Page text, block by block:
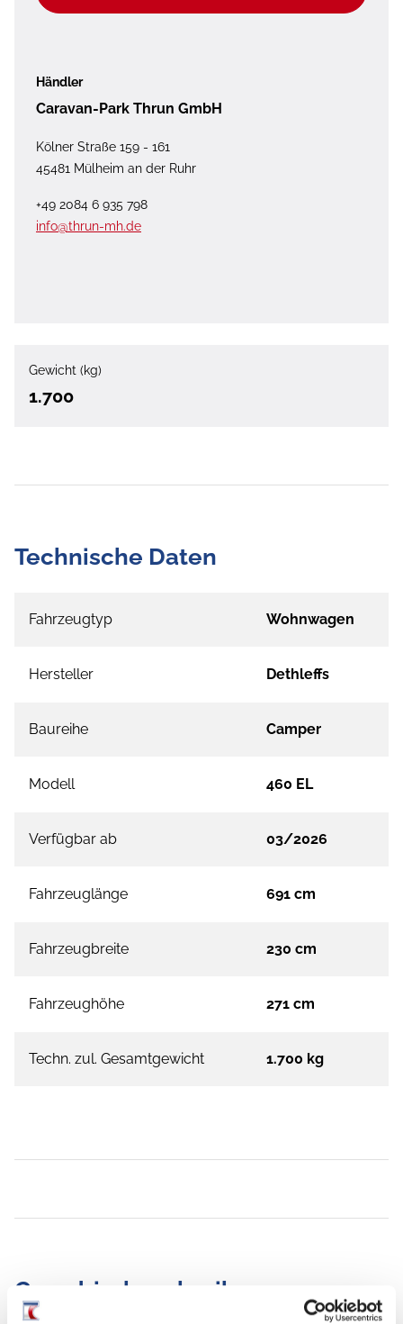
Händler
Caravan-Park Thrun GmbH
Kölner Straße 159 - 161
45481 Mülheim an der Ruhr
+49 2084 6 935 798
info@thrun-mh.de
Gewicht (kg)
1.700
Technische Daten
Fahrzeugtyp Wohnwagen
Hersteller Dethleffs
Baureihe Camper
Modell 460 EL
Verfügbar ab 03/2026
Fahrzeuglänge 691 cm
Fahrzeugbreite 230 cm
Fahrzeughöhe 271 cm
Techn. zul. Gesamtgewicht 1.700 kg
Grundrissbeschreibung